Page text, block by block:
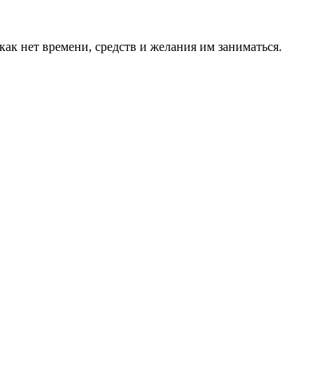
нет вре­мени, средств и же­лания им за­нимать­ся.